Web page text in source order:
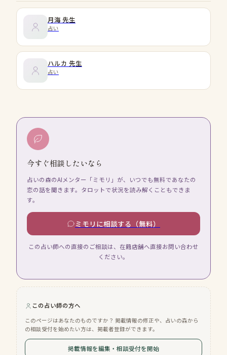
月海 先生
占い
ハルカ 先生
占い
今すぐ相談したいなら
占いの森のAIメンター「ミモリ」が、いつでも無料であなたの
恋の話を聞きます。タロットで状況を読み解くこともできま
す。
ミモリに相談する（無料）
この占い師への直接のご相談は、在籍店舗へ直接お問い合わせ
ください。
この占い師の方へ
このページはあなたのものですか？ 掲載情報の修正や、占いの森から
の相談受付を始めたい方は、掲載者登録ができます。
掲載情報を編集・相談受付を開始